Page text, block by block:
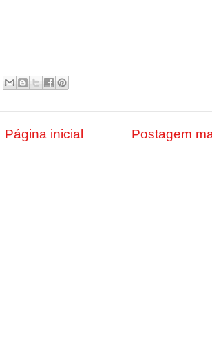
Postagem
Página inicial